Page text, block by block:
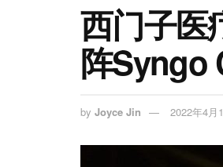
西门子医
阵Syngo
by Joyce Jin 2022年4月